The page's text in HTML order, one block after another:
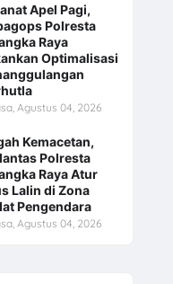
Apel Pagi,
Polresta
Raya
Optimalisasi
Agustus 04, 2026
Kemacetan,
Polresta
Raya Atur
Lalin di Zona
Pengendara
Agustus 04, 2026